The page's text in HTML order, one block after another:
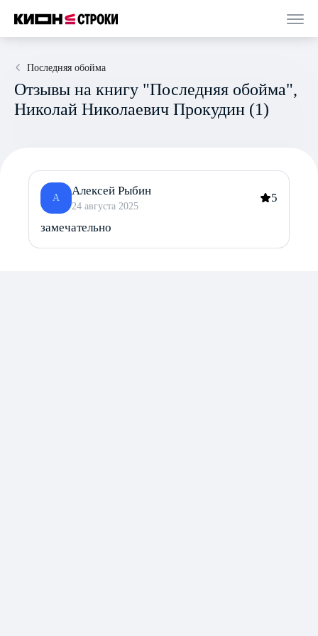
Последняя обойма
Отзывы на книгу "Последняя обойма",
Николай Николаевич Прокудин (1)
А
Алексей Рыбин
24 августа 2025
5
замечательно